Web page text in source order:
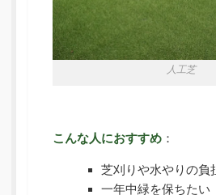
人工芝
こんな人におすすめ ：
芝刈りや水やりの負
一年中緑を保ちたい